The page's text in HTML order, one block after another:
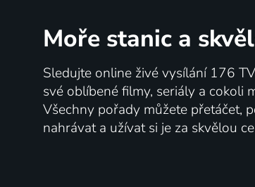
Moře stanic a
Sledujte online živé vysílání 176
své oblíbené filmy, seriály a cokoli
Všechny pořady můžete přetáčet,
nahrávat a užívat si je za skvělou